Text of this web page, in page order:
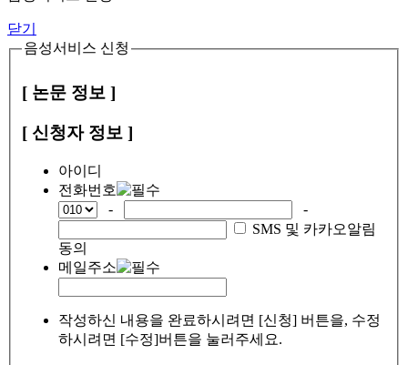
닫기
음성서비스 신청
[ 논문 정보 ]
[ 신청자 정보 ]
아이디
전화번호
-
-
SMS 및 카카오알림
동의
메일주소
작성하신 내용을 완료하시려면 [신청] 버튼을, 수정
하시려면 [수정]버튼을 눌러주세요.